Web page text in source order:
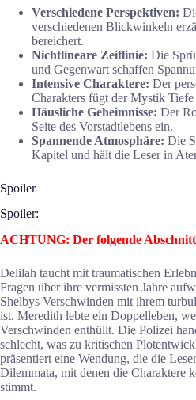
Verschiedene Perspektiven:
verschiedenen Blickwinkeln
bereichert.
Nichtlineare Zeitlinie: Die
und Gegenwart schaffen
Intensive Charaktere: Der
Charakters fügt der Mystik Tiefe
Häusliche Geheimnisse: Der
Seite des Vorstadtlebens ein.
Spannende Atmosphäre: Die
Kapitel und hält die Leser in
Spoiler
Spoiler:
ACHTUNG: Der folgende
Delilah taucht mit traumatischen
Fragen über ihre vermissten Jahre
Shelbys Verschwinden mit ihrem
ist. Meredith lebte ein Doppelleben,
Verschwinden enthüllt. Die Polizei
schlecht, was zu kritischen
präsentiert eine Wendung, die die
Dilemmata, mit denen die Charaktere
stimmt.